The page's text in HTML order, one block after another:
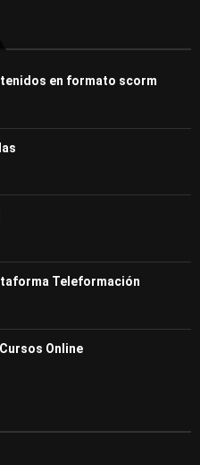
en formato scorm
Teleformación
Online